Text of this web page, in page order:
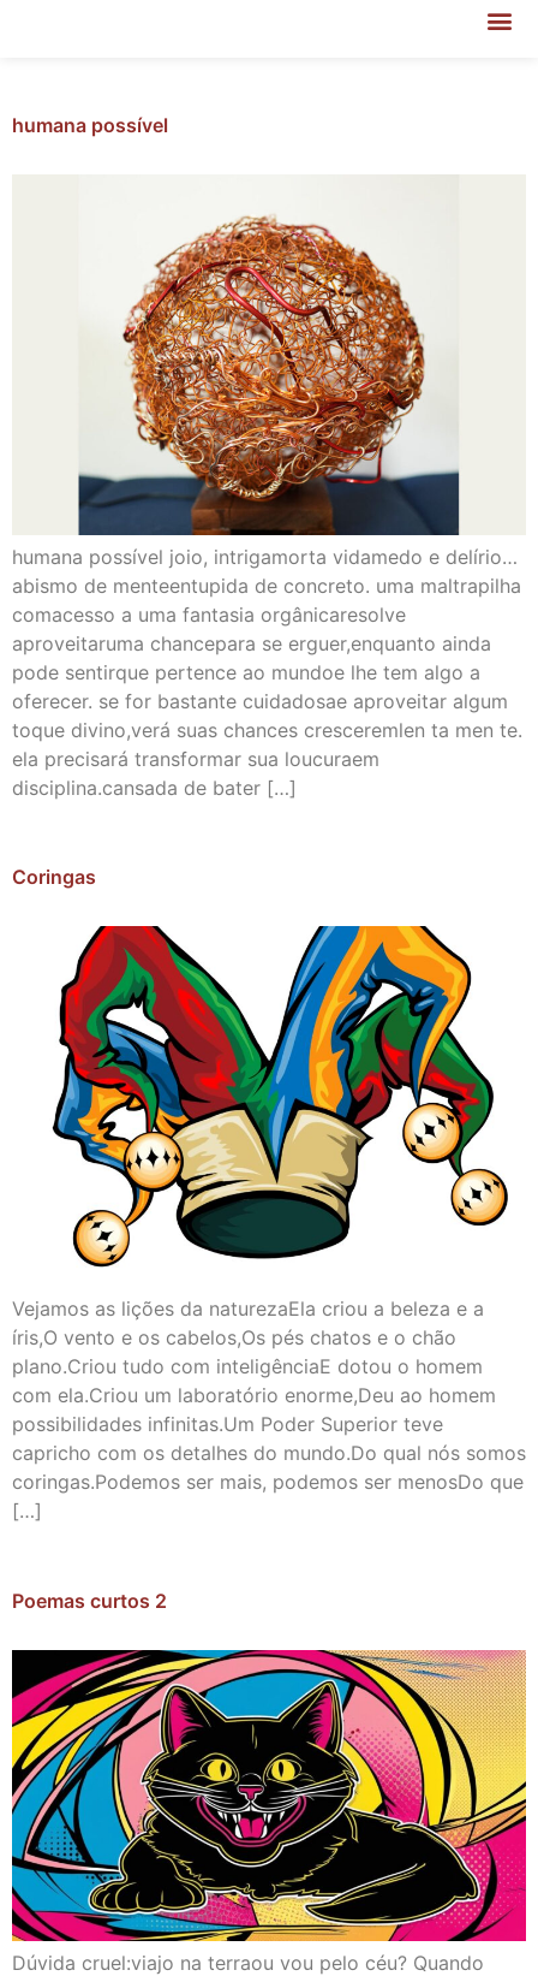
humana possível
humana possível joio, intrigamorta vidamedo e delírio…
abismo de menteentupida de concreto. uma maltrapilha
comacesso a uma fantasia orgânicaresolve
aproveitaruma chancepara se erguer,enquanto ainda
pode sentirque pertence ao mundoe lhe tem algo a
oferecer. se for bastante cuidadosae aproveitar algum
toque divino,verá suas chances cresceremlen ta men te.
ela precisará transformar sua loucuraem
disciplina.cansada de bater […]
Coringas
Vejamos as lições da naturezaEla criou a beleza e a
íris,O vento e os cabelos,Os pés chatos e o chão
plano.Criou tudo com inteligênciaE dotou o homem
com ela.Criou um laboratório enorme,Deu ao homem
possibilidades infinitas.Um Poder Superior teve
capricho com os detalhes do mundo.Do qual nós somos
coringas.Podemos ser mais, podemos ser menosDo que
[…]
Poemas curtos 2
Dúvida cruel:viajo na terraou vou pelo céu? Quando